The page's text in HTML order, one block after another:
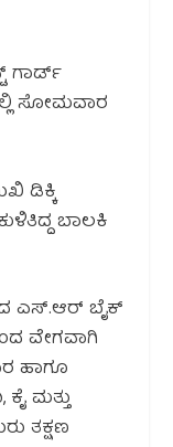
ಗಾರ್ಡ್
ಸೋಮವಾರ
ಡಿಕ್ಕಿ
ಬಾಲಕಿ
ಎಸ್.ಆರ್ ಬೈಕ್
ವೇಗವಾಗಿ
ಹಾಗೂ
ಮತ್ತು
ತಕ್ಷಣ